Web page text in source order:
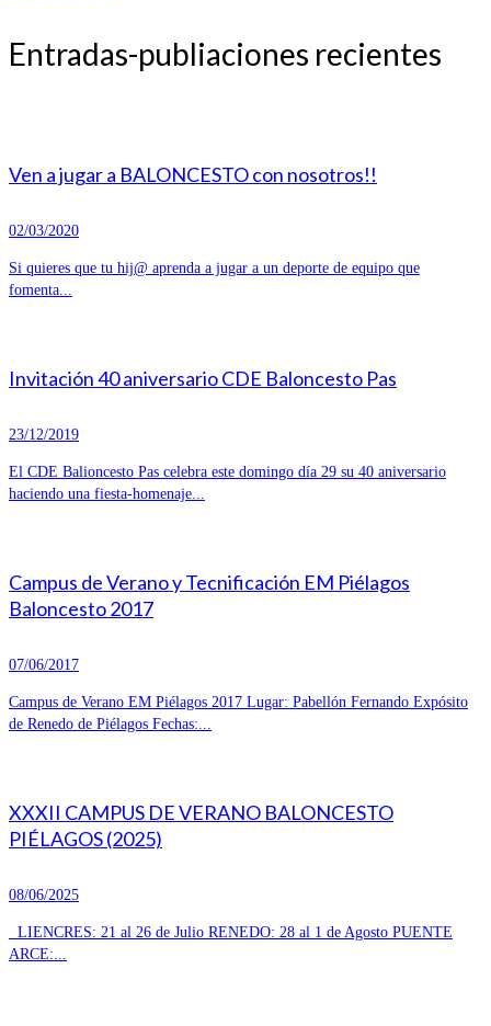
Entradas-publiaciones recientes
Ven a jugar a BALONCESTO con nosotros!!
02/03/2020
Si quieres que tu hij@ aprenda a jugar a un deporte de equipo que
fomenta...
Invitación 40 aniversario CDE Baloncesto Pas
23/12/2019
El CDE Balioncesto Pas celebra este domingo día 29 su 40 aniversario
haciendo una fiesta-homenaje...
Campus de Verano y Tecnificación EM Piélagos
Baloncesto 2017
07/06/2017
Campus de Verano EM Piélagos 2017 Lugar: Pabellón Fernando Expósito
de Renedo de Piélagos Fechas:...
XXXII CAMPUS DE VERANO BALONCESTO
PIÉLAGOS (2025)
08/06/2025
LIENCRES: 21 al 26 de Julio RENEDO: 28 al 1 de Agosto PUENTE
ARCE:...